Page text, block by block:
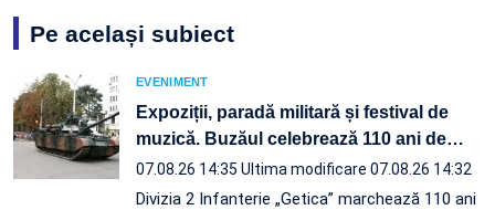
Pe același subiect
EVENIMENT
Expoziții, paradă militară și festival de
muzică. Buzăul celebrează 110 ani de…
07.08.26 14:35 Ultima modificare 07.08.26 14:32
Divizia 2 Infanterie „Getica” marchează 110 ani